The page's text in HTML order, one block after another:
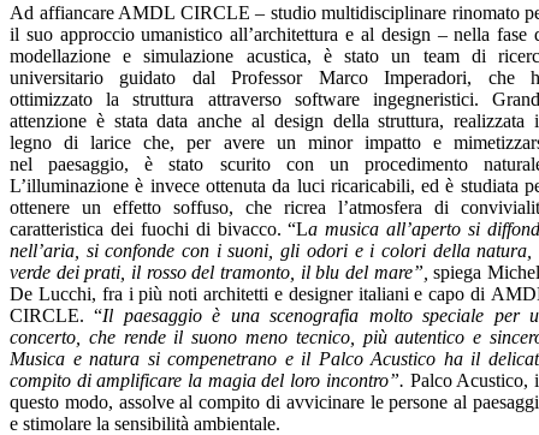
Ad affiancare AMDL CIRCLE – studio multidisciplinare rinomato
il suo approccio umanistico all’architettura e al design – nella fase
modellazione e simulazione acustica, è stato un team di
universitario guidato dal Professor Marco Imperadori, che
ottimizzato la struttura attraverso software ingegneristici.
attenzione è stata data anche al design della struttura, realizzata
legno di larice che, per avere un minor impatto e
nel paesaggio, è stato scurito con un procedimento
L’illuminazione è invece ottenuta da luci ricaricabili, ed è studiata
ottenere un effetto soffuso, che ricrea l’atmosfera di
caratteristica dei fuochi di bivacco. “La musica all’aperto si
nell’aria, si confonde con i suoni, gli odori e i colori della natura,
verde dei prati, il rosso del tramonto, il blu del mare”, spiega
De Lucchi, fra i più noti architetti e designer italiani e capo di
CIRCLE. “Il paesaggio è una scenografia molto speciale per
concerto, che rende il suono meno tecnico, più autentico e
Musica e natura si compenetrano e il Palco Acustico ha il
compito di amplificare la magia del loro incontro”. Palco Acustico,
questo modo, assolve al compito di avvicinare le persone al
e stimolare la sensibilità ambientale.